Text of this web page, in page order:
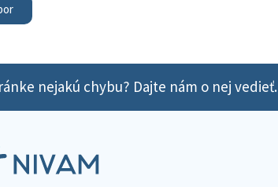
nejakú chybu? Dajte nám o nej vedieť.